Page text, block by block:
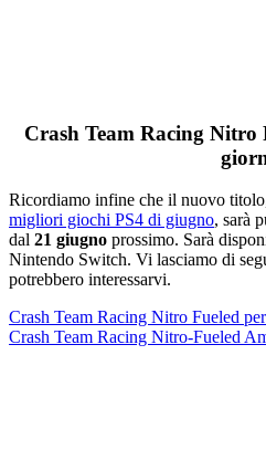
Crash Team Racing Nitro
Ricordiamo infine che il nuovo
migliori giochi PS4 di giugno, sarà
dal 21 giugno prossimo. Sarà
Nintendo Switch. Vi lasciamo di
potrebbero interessarvi.
Crash Team Racing Nitro Fueled
Crash Team Racing Nitro-Fueled